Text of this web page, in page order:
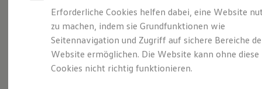
Leasing
Leasing-Angebote
Gebrauchtwagen Leasing
Junge Gebrauchtwagen-Leasing
Elektroauto Leasing
Kleinwagen-Leasing
Leasing ohne Anzahlung
Der T-Roc
Erforderliche Cookies helfen dabei, eine Website
zu machen, indem sie Grundfunktionen wie
Seitennavigation und Zugriff auf sichere Bereiche
Website ermöglichen. Die Website kann ohne diese
Cookies nicht richtig funktionieren.